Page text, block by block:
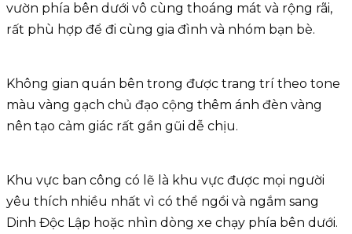
vườn phía bên dưới vô cùng thoáng mát và rộng rãi,
rất phù hợp để đi cùng gia đình và nhóm bạn bè.
Không gian quán bên trong được trang trí theo tone
màu vàng gạch chủ đạo cộng thêm ánh đèn vàng
nên tạo cảm giác rất gần gũi dễ chịu.
Khu vực ban công có lẽ là khu vực được mọi người
yêu thích nhiều nhất vì có thể ngồi và ngắm sang
Dinh Độc Lập hoặc nhìn dòng xe chạy phía bên dưới.